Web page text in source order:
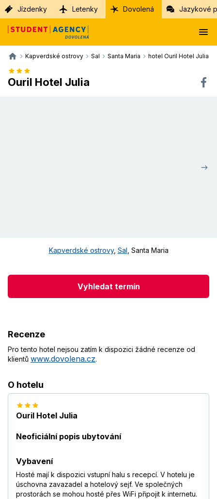
Jízdenky Letenky Dovolená Jazykové
Kapverdské ostrovy Sal Santa Maria hotel Ouril Hotel Julia
Ouril Hotel Julia
Kapverdské ostrovy, Sal Santa Maria
Vyhledat termín
Recenze
Pro tento hotel nejsou zatím k dispozici žádné recenze od
klientů www.dovolena.cz.
O hotelu
Ouril Hotel Julia
Neoficiální popis ubytování
Vybavení
Hosté mají k dispozici vstupní halu s recepcí. V hotelu je
úschovna zavazadel a hotelový sejf. Ve společných
prostorách se mohou hosté přes WiFi připojit k internetu.